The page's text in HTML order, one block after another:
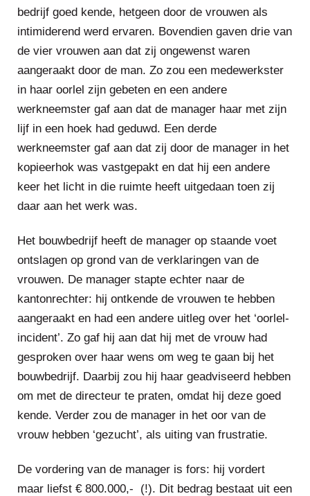
bedrijf goed kende, hetgeen door de vrouwen als
intimiderend werd ervaren. Bovendien gaven drie van
de vier vrouwen aan dat zij ongewenst waren
aangeraakt door de man. Zo zou een medewerkster
in haar oorlel zijn gebeten en een andere
werkneemster gaf aan dat de manager haar met zijn
lijf in een hoek had geduwd. Een derde
werkneemster gaf aan dat zij door de manager in het
kopieerhok was vastgepakt en dat hij een andere
keer het licht in die ruimte heeft uitgedaan toen zij
daar aan het werk was.
Het bouwbedrijf heeft de manager op staande voet
ontslagen op grond van de verklaringen van de
vrouwen. De manager stapte echter naar de
kantonrechter: hij ontkende de vrouwen te hebben
aangeraakt en had een andere uitleg over het ‘oorlel-
incident’. Zo gaf hij aan dat hij met de vrouw had
gesproken over haar wens om weg te gaan bij het
bouwbedrijf. Daarbij zou hij haar geadviseerd hebben
om met de directeur te praten, omdat hij deze goed
kende. Verder zou de manager in het oor van de
vrouw hebben ‘gezucht’, als uiting van frustratie.
De vordering van de manager is fors: hij vordert
maar liefst € 800.000,- (!). Dit bedrag bestaat uit een